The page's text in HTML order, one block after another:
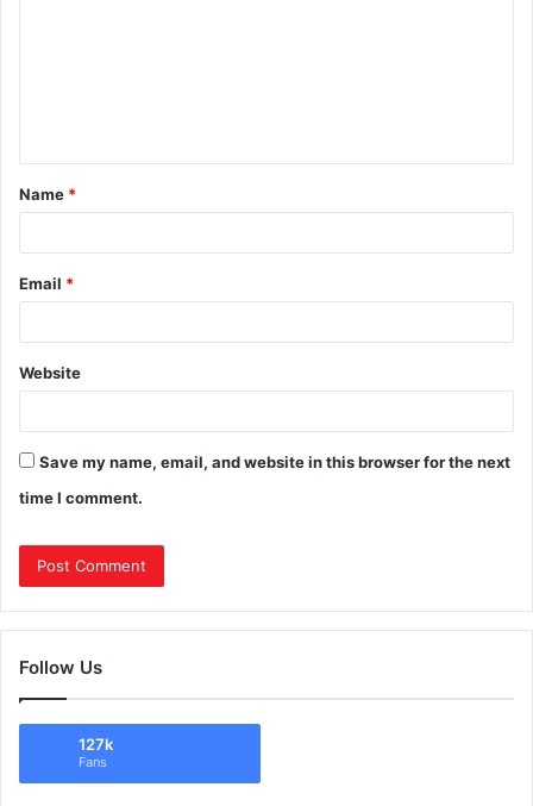
Name *
Email *
Website
Save my name, email, and website in this browser for the next
time I comment.
Follow Us
127k
Fans